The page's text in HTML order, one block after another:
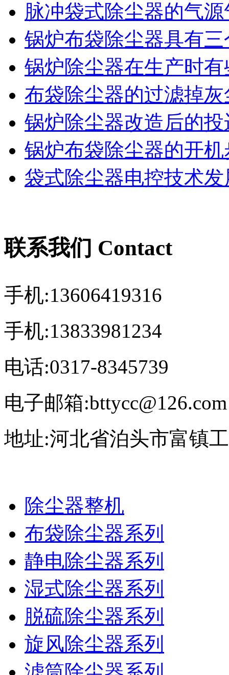
脉冲袋式除尘器的气
锅炉布袋除尘器具有
锅炉除尘器在生产时
布袋除尘器的过滤掉
锅炉除尘器改造后的
锅炉布袋除尘器的开机
袋式除尘器电控技术发
联系我们 Contact
手机:13606419316
手机:13833981234
电话:0317-8345739
电子邮箱:bttycc@126.com
地址:河北省泊头市富镇
除尘器整机
布袋除尘器系列
静电除尘器系列
湿式除尘器系列
脱硫除尘器系列
旋风除尘器系列